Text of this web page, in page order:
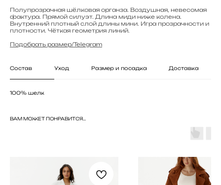
Полупрозрачная шёлковая органза. Воздушная, невесомая
фактура. Прямой силуэт. Длина миди ниже колена.
Внутренний плотный слой длины мини. Игра прозрачности и
плотности. Чёткая геометрия линий.
Подобрать размер/Telegram
Состав Уход Размер и посадка Доставка
100% шелк
ВАМ МОЖЕТ ПОНРАВИТСЯ...